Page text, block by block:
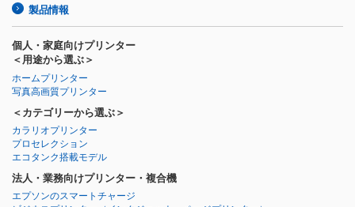
製品情報
個人・家庭向けプリンター
＜用途から選ぶ＞
ホームプリンター
写真高画質プリンター
＜カテゴリーから選ぶ＞
カラリオプリンター
プロセレクション
エコタンク搭載モデル
法人・業務向けプリンター・複合機
エプソンのスマートチャージ